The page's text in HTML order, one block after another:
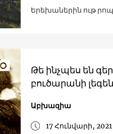
Երեխաներին ութ
Թե ինչպես են
բուծարանի
Աբխազիա
17 Հունվարի, 2021